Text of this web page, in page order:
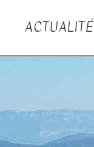
ACTUALITÉ